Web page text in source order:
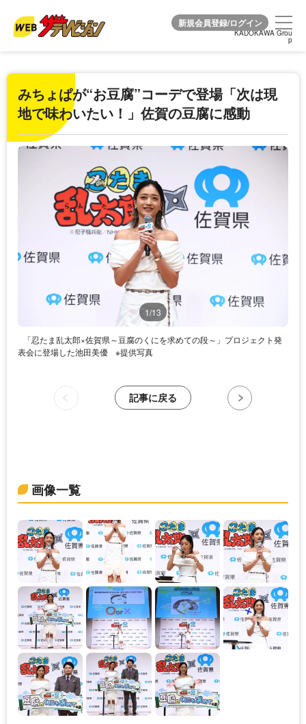
KADOKAWA Grou
p
KADOKAWA Grou
p
みちょぱが“お豆腐”コーデで登場「次は現
地で味わいたい！」佐賀の豆腐に感動
1/13
「忍たま乱太郎×佐賀県～豆腐のくにを求めての段～」プロジェクト発
表会に登場した池田美優
※提供写真
記事に戻る
画像一覧